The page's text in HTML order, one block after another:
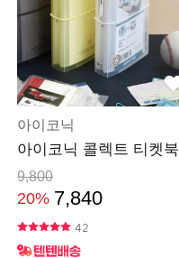
아이코닉
아이코닉 콜렉트 티켓북
9,800
20% 7,840
42